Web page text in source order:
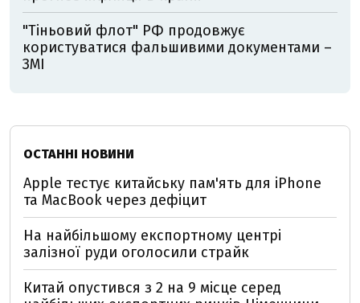
"Тіньовий флот" РФ продовжує
користуватися фальшивими документами –
ЗМІ
ОСТАННІ НОВИНИ
Apple тестує китайську пам'ять для iPhone
та MacBook через дефіцит
На найбільшому експортному центрі
залізної руди оголосили страйк
Китай опустився з 2 на 9 місце серед